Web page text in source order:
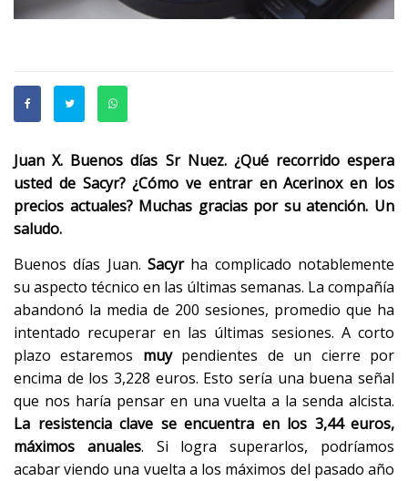
Juan X. Buenos días Sr Nuez. ¿Qué recorrido espera
usted de Sacyr? ¿Cómo ve entrar en Acerinox en los
precios actuales? Muchas gracias por su atención. Un
saludo.
Buenos días Juan. Sacyrha complicado notablemente
su aspecto técnico en las últimas semanas. La compañía
abandonó la media de 200 sesiones, promedio que ha
intentado recuperar en las últimas sesiones. A corto
plazo estaremos muy pendientes de un cierre por
encima de los 3,228 euros. Esto sería una buena señal
que nos haría pensar en una vuelta a la senda alcista.
La resistencia clave se encuentra en los 3,44 euros,
máximos anuales. Si logra superarlos, podríamos
acabar viendo una vuelta a los máximos del pasado año